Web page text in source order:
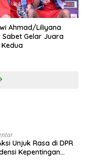
Ahmad/Liliyana
Sabet Gelar Juara
Unjuk Rasa di DPR
Kepentingan